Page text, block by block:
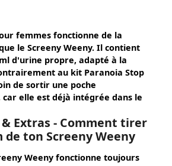
femmes fonctionne de la
le Screeny Weeny. Il contient
d'urine propre, adapté à la
au kit Paranoia Stop
de sortir une poche
car elle est déjà intégrée dans le
Extras - Comment tirer
de ton Screeny Weeny
Weeny fonctionne toujours